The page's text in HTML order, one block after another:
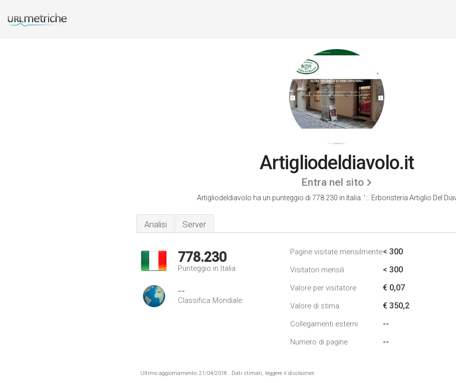
Artigliodeldiavolo.it
Entra nel sito
Artigliodeldiavolo ha un punteggio di 778.230 in Italia. '::: Erboristeria Artiglio Del
Analisi Server
778.230
Punteggio in Italia
--
Classifica Mondiale
Pagine visitate mensilmente< 300
Visitatori mensili < 300
Valore per visitatore € 0,07
Valore di stima € 350,2
Collegamenti esterni --
Numero di pagine --
Ultimo aggiornamento: 21/04/2018 . Dati stimati, leggere il disclaimer.